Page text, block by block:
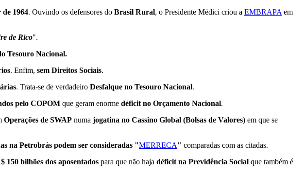
1964. Ouvindo os defensores do Brasil Rural, o Presidente Médici criou a EMBRAPA em
de Rico".
Tesouro Nacional.
. Enfim, sem Direitos Sociais.
. Trata-se de verdadeiro Desfalque no Tesouro Nacional.
pelo COPOM que geram enorme déficit no Orçamento Nacional.
Operações de SWAP numa jogatina no Cassino Global (Bolsas de Valores) em que se
na Petrobrás podem ser consideradas "MERRECA" comparadas com as citadas.
150 bilhões dos aposentados para que não haja déficit na Previdência Social que também é